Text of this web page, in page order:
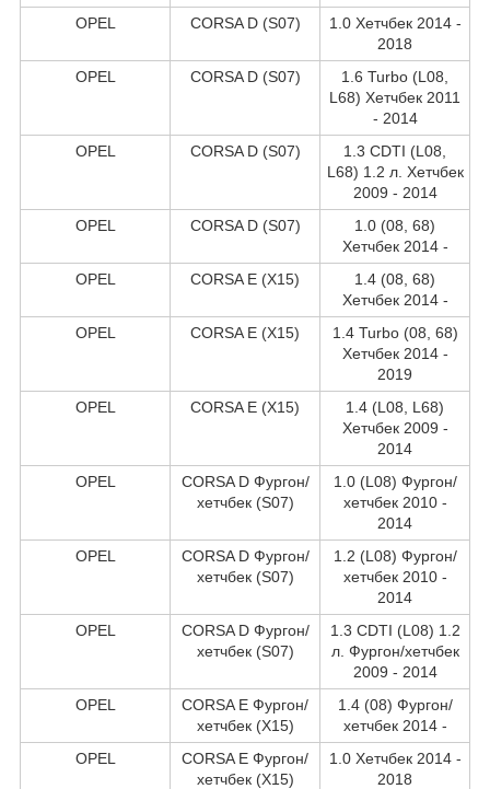
OPEL
CORSA D (S07)
1.0 Хетчбек 2014 -
2018
OPEL
CORSA D (S07)
1.6 Turbo (L08,
L68) Хетчбек 2011
- 2014
OPEL
CORSA D (S07)
1.3 CDTI (L08,
L68) 1.2 л. Хетчбек
2009 - 2014
OPEL
CORSA D (S07)
1.0 (08, 68)
Хетчбек 2014 -
OPEL
CORSA E (X15)
1.4 (08, 68)
Хетчбек 2014 -
OPEL
CORSA E (X15)
1.4 Turbo (08, 68)
Хетчбек 2014 -
2019
OPEL
CORSA E (X15)
1.4 (L08, L68)
Хетчбек 2009 -
2014
OPEL
CORSA D Фургон/
хетчбек (S07)
1.0 (L08) Фургон/
хетчбек 2010 -
2014
OPEL
CORSA D Фургон/
хетчбек (S07)
1.2 (L08) Фургон/
хетчбек 2010 -
2014
OPEL
CORSA D Фургон/
хетчбек (S07)
1.3 CDTI (L08) 1.2
л. Фургон/хетчбек
2009 - 2014
OPEL
CORSA E Фургон/
хетчбек (X15)
1.4 (08) Фургон/
хетчбек 2014 -
OPEL
CORSA E Фургон/
хетчбек (X15)
1.0 Хетчбек 2014 -
2018